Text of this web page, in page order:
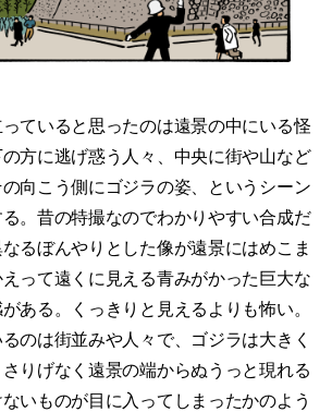
ていると思ったのは遠景の中にいる怪
方に逃げ惑う人々、中央に街や山など
向こう側にゴジラの姿、というシーン
。昔の特撮なのでわかりやすい合成だ
るぼんやりとした像が遠景にはめこま
って遠くに見える青みがかった巨大な
ある。くっきりと見えるよりも怖い。
のは街並みや人々で、ゴジラは大きく
りげなく遠景の端からぬうっと現れる
いものが目に入ってしまったかのよう